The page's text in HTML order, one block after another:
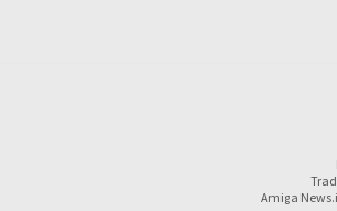
Amiga